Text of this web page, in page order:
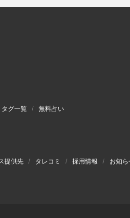
タグ一覧 無料占い
提供先 タレコミ 採用情報 お知ら